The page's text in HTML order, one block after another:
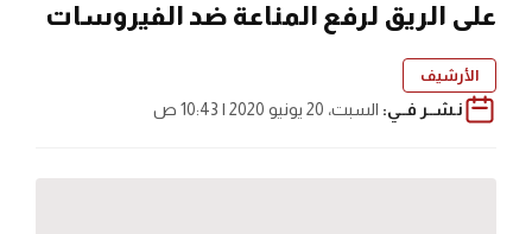
على الريق لرفع المناعة ضد الفيروسات
الأرشيف
نـشــر فــي: السبت، 20 يونيو 2020 | 10:43 ص